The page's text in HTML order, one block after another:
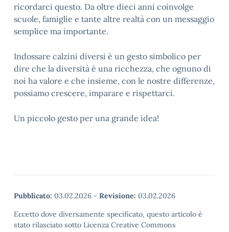
ricordarci questo. Da oltre dieci anni coinvolge
scuole, famiglie e tante altre realtà con un messaggio
semplice ma importante.
Indossare calzini diversi è un gesto simbolico per
dire che la diversità è una ricchezza, che ognuno di
noi ha valore e che insieme, con le nostre differenze,
possiamo crescere, imparare e rispettarci.
Un piccolo gesto per una grande idea!
Pubblicato: 03.02.2026 - Revisione: 03.02.2026
Eccetto dove diversamente specificato, questo articolo è
stato rilasciato sotto Licenza Creative Commons